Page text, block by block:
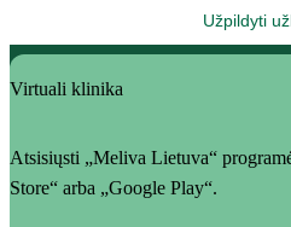
Užpildyti
Virtuali klinika
Atsisiųsti „Meliva Lietuva“
Store“ arba „Google Play“.